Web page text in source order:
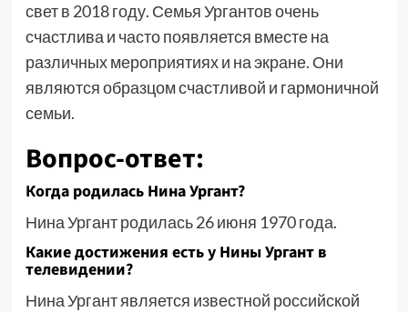
свет в 2018 году. Семья Ургантов очень
счастлива и часто появляется вместе на
различных мероприятиях и на экране. Они
являются образцом счастливой и гармоничной
семьи.
Вопрос-ответ:
Когда родилась Нина Ургант?
Нина Ургант родилась 26 июня 1970 года.
Какие достижения есть у Нины Ургант в
телевидении?
Нина Ургант является известной российской